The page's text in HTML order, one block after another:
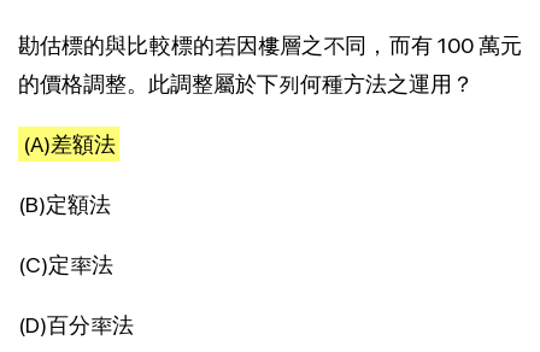
勘估標的與比較標的若因樓層之不同，而有 100 萬元
的價格調整。此調整屬於下列何種方法之運用？
(A)差額法
(B)定額法
(C)定率法
(D)百分率法